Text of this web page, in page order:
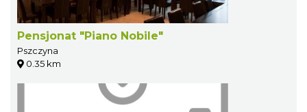
Pensjonat "Piano Nobile"
Pszczyna
0.35 km